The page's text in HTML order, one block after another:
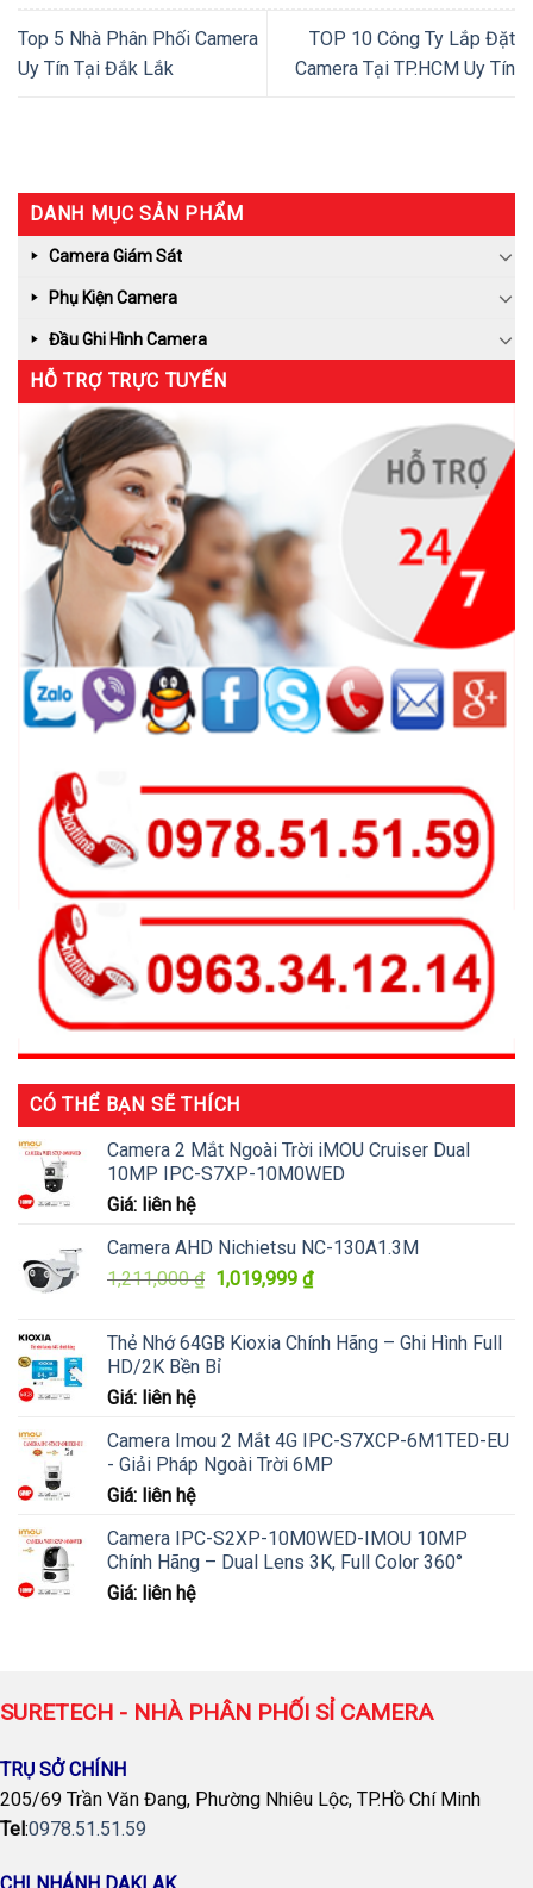
Top 5 Nhà Phân Phối Camera
Uy Tín Tại Đắk Lắk
TOP 10 Công Ty Lắp Đặt
Camera Tại TP.HCM Uy Tín
DANH MỤC SẢN PHẨM
Camera Giám Sát
Phụ Kiện Camera
Đầu Ghi Hình Camera
HỖ TRỢ TRỰC TUYẾN
CÓ THỂ BẠN SẼ THÍCH
Camera 2 Mắt Ngoài Trời iMOU Cruiser Dual
10MP IPC-S7XP-10M0WED
Giá: liên hệ
Camera AHD Nichietsu NC-130A1.3M
1,211,000₫ Giá
1,211,000 ₫.
1,019,999 ₫Giá
là:
Thẻ Nhớ 64GB Kioxia Chính Hãng – Ghi Hình Full
HD/2K Bền Bỉ
Giá: liên hệ
Camera Imou 2 Mắt 4G IPC-S7XCP-6M1TED-EU
- Giải Pháp Ngoài Trời 6MP
Giá: liên hệ
Camera IPC-S2XP-10M0WED-IMOU 10MP
Chính Hãng – Dual Lens 3K, Full Color 360°
Giá: liên hệ
SURETECH - NHÀ PHÂN PHỐI SỈ CAMERA
TRỤ SỞ CHÍNH
205/69 Trần Văn Đang, Phường Nhiêu Lộc, TP.Hồ Chí Minh
Tel :0978.51.51.59